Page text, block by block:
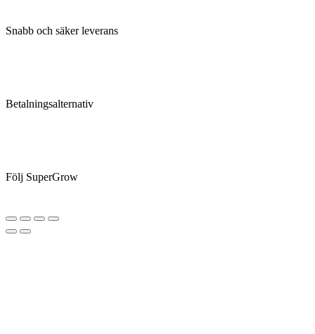
Snabb och säker leverans
Betalningsalternativ
Följ SuperGrow